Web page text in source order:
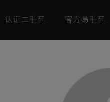
认证二手车 官方易手车